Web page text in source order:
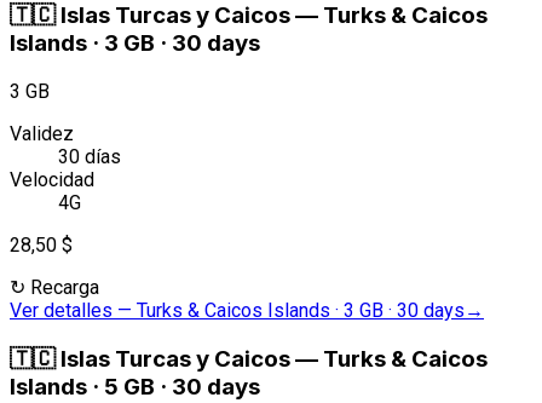
🇹🇨 Islas Turcas y Caicos— Turks & Caicos
Islands · 3 GB · 30 days
3 GB
Validez
30 días
Velocidad
4G
28,50 $
↻ Recarga
Ver detalles — Turks & Caicos Islands · 3 GB · 30 days →
🇹🇨 Islas Turcas y Caicos— Turks & Caicos
Islands · 5 GB · 30 days